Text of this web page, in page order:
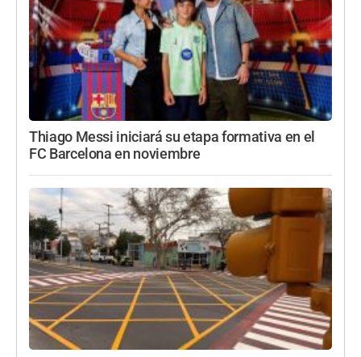
Thiago Messi iniciará su etapa formativa en el
FC Barcelona en noviembre